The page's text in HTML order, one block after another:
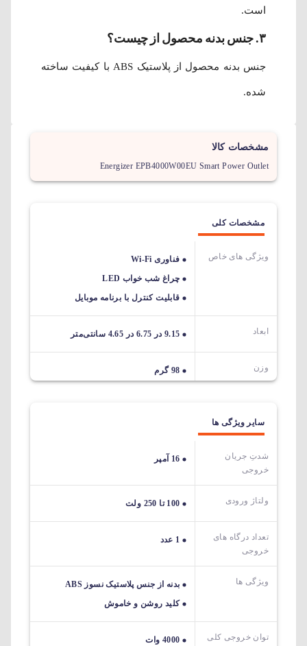
است.
۳. جنس بدنه محصول از چیست؟
جنس بدنه محصول از پلاستیک ABS با کیفیت ساخته
شده.
مشخصات کالا
Energizer EPB4000W00EU Smart Power Outlet
مشخصات کلی
ویژگی های خاص
فناوری Wi-Fi
چراغ شب خواب LED
قابلیت کنترل با برنامه موبایل
ابعاد 9.15 در 6.75 در 4.65 سانتی‌متر
وزن 98 گرم
سایر ویژگی ها
شدتِ جریان
خروجی
16 آمپر
ولتاژ ورودی 100 تا 250 ولت
تعداد درگاه های
خروجی
1 عدد
ویژگی ها
بدنه از جنس پلاستیک نسوز ABS
کلید روشن و خاموش
توان خروجی کلی 4000 وات